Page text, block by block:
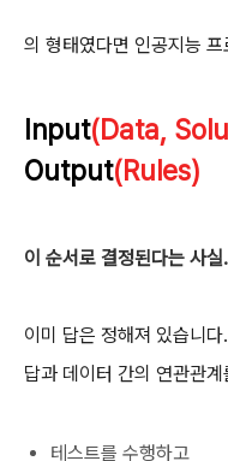
의 형태였다면 인공지능 프
Input(Data,
Output(Rules)
이 순서로 결정된다는 사실.
이미 답은 정해져 있습니
답과 데이터 간의 연관관
테스트를 수행하고